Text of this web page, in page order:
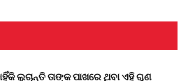
ଲୁଚାନ୍ତି ତାଙ୍କ ପାଖରେ ଥିବା ଏହି ଗୁଣ